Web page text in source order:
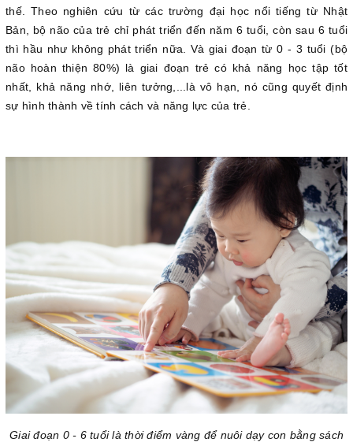
thế. Theo nghiên cứu từ các trường đại học nổi tiếng từ Nhật
Bản, bộ não của trẻ chỉ phát triển đến năm 6 tuổi, còn sau 6 tuổi
thì hầu như không phát triển nữa. Và giai đoạn từ 0 - 3 tuổi (bộ
não hoàn thiện 80%) là giai đoạn trẻ có khả năng học tập tốt
nhất, khả năng nhớ, liên tưởng,...là vô hạn, nó cũng quyết định
sự hình thành về tính cách và năng lực của trẻ.
Giai đoạn 0 - 6 tuổi là thời điểm vàng để nuôi dạy con bằng sách